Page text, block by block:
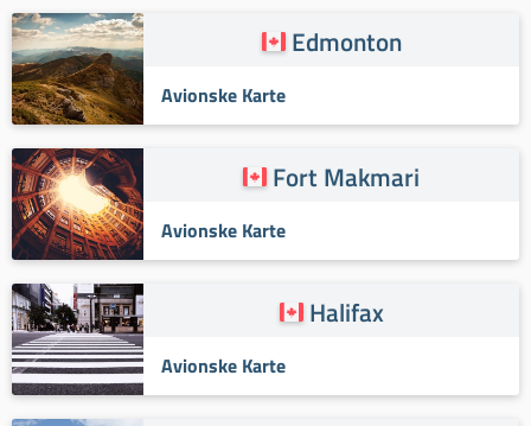
Edmonton
Avionske Karte
Fort Makmari
Avionske Karte
Halifax
Avionske Karte